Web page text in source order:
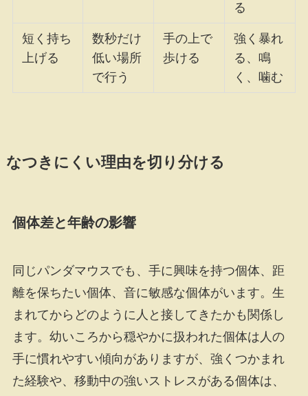
る
短く持ち
上げる
数秒だけ
低い場所
で行う
手の上で
歩ける
強く暴れ
る、鳴
く、噛む
なつきにくい理由を切り分ける
個体差と年齢の影響
同じパンダマウスでも、手に興味を持つ個体、距
離を保ちたい個体、音に敏感な個体がいます。生
まれてからどのように人と接してきたかも関係し
ます。幼いころから穏やかに扱われた個体は人の
手に慣れやすい傾向がありますが、強くつかまれ
た経験や、移動中の強いストレスがある個体は、